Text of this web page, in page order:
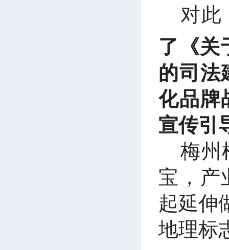
对此
了《关
的司法
化品牌
宣传引
梅州
宝，产
起延伸
地理标